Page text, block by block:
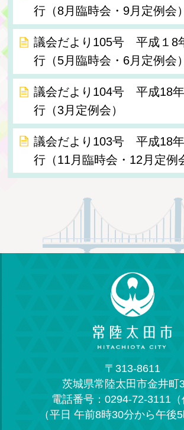
行（8月臨時会・9月定例会）
議会だより105号 平成１8
行（5月臨時会・6月定例会）
議会だより104号 平成18
行（3月定例会）
議会だより103号 平成18
行（11月臨時会・12月定例
〒313-8611
茨城県常陸太田市金井町
電話番号：0294-72-3111（
（平日 午前8時30分から午後5